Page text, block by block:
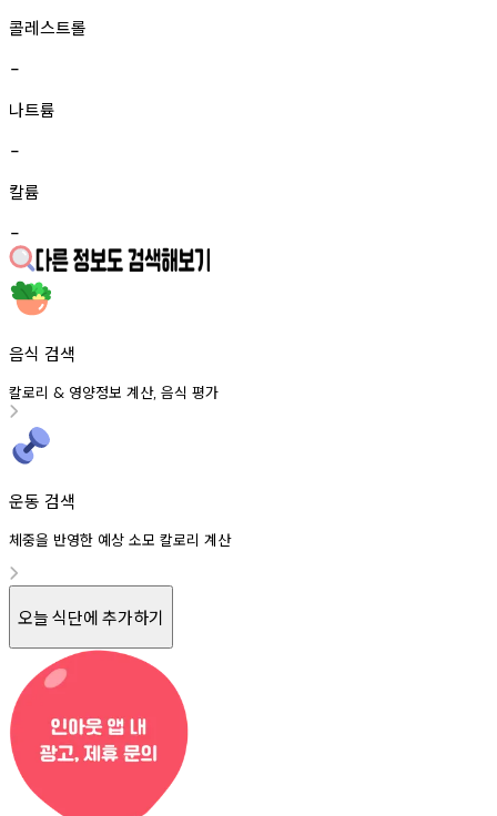
콜레스트롤
-
나트륨
-
칼륨
-
음식 검색
칼로리 & 영양정보 계산, 음식 평가
운동 검색
체중을 반영한 예상 소모 칼로리 계산
오늘 식단에 추가하기